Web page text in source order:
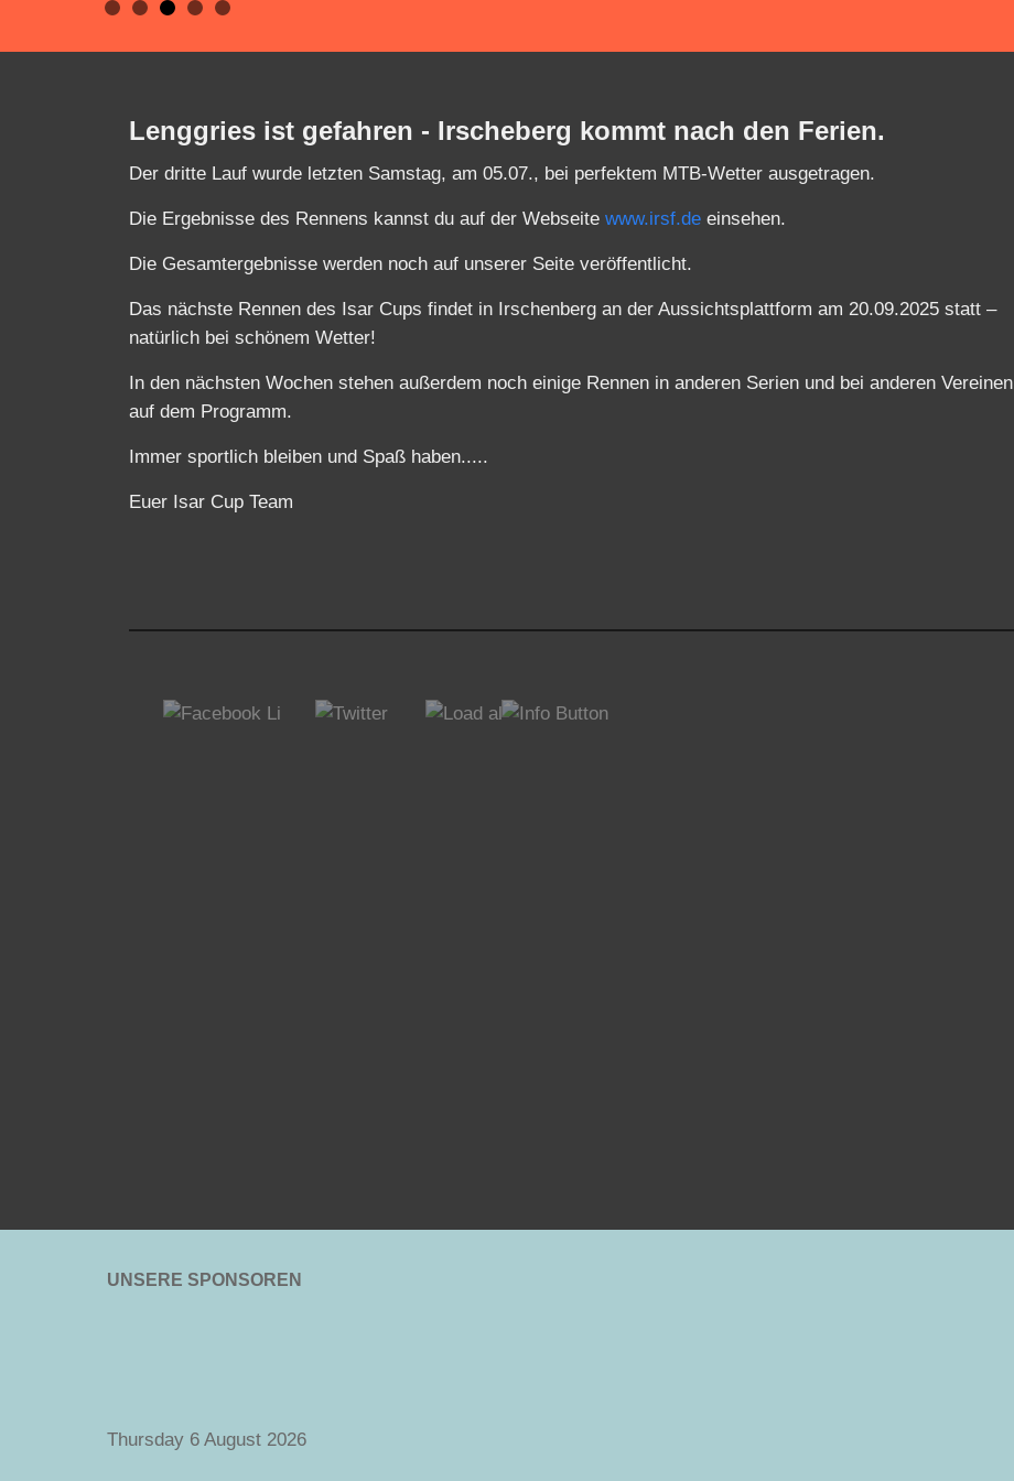
Lenggries ist gefahren - Irscheberg kommt nach den Ferien.
Der dritte Lauf wurde letzten Samstag, am 05.07., bei perfektem MTB-Wetter ausgetragen.
Die Ergebnisse des Rennens kannst du auf der Webseite www.irsf.de einsehen.
Die Gesamtergebnisse werden noch auf unserer Seite veröffentlicht.
Das nächste Rennen des Isar Cups findet in Irschenberg an der Aussichtsplattform am 20.09.2025 statt –
natürlich bei schönem Wetter!
In den nächsten Wochen stehen außerdem noch einige Rennen in anderen Serien und bei anderen Vereinen
auf dem Programm.
Immer sportlich bleiben und Spaß haben.....
Euer Isar Cup Team
UNSERE SPONSOREN
Thursday 6 August 2026